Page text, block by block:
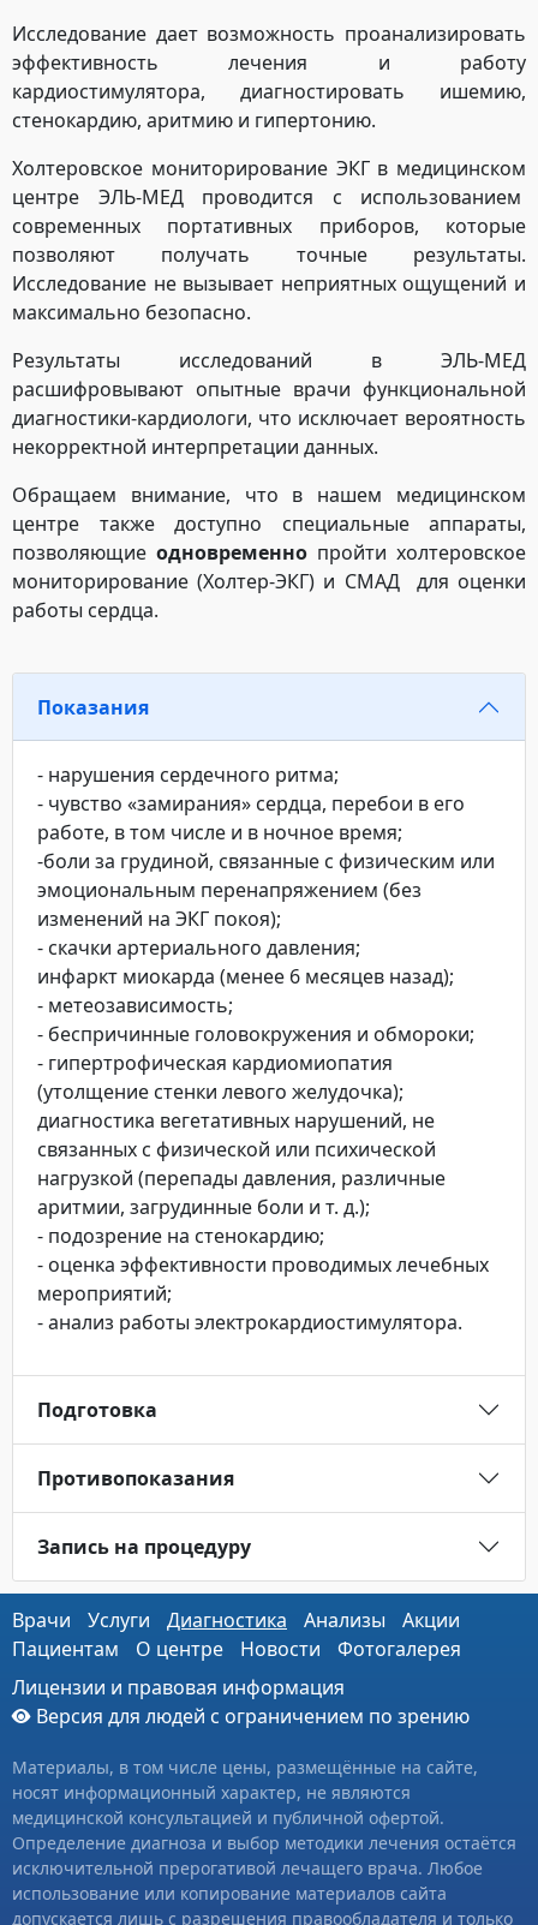
Исследование дает возможность проанализировать
эффективность лечения и работу
кардиостимулятора, диагностировать ишемию,
стенокардию, аритмию и гипертонию.
Холтеровское мониторирование ЭКГ в медицинском
центре ЭЛЬ-МЕД проводится с использованием
современных портативных приборов, которые
позволяют получать точные результаты.
Исследование не вызывает неприятных ощущений и
максимально безопасно.
Результаты исследований в ЭЛЬ-МЕД
расшифровывают опытные врачи функциональной
диагностики-кардиологи, что исключает вероятность
некорректной интерпретации данных.
Обращаем внимание, что в нашем медицинском
центре также доступно специальные аппараты,
позволяющие одновременно пройти холтеровское
мониторирование (Холтер-ЭКГ) и СМАД для оценки
работы сердца.
Показания
- нарушения сердечного ритма;
- чувство «замирания» сердца, перебои в его
работе, в том числе и в ночное время;
-боли за грудиной, связанные с физическим или
эмоциональным перенапряжением (без
изменений на ЭКГ покоя);
- скачки артериального давления;
инфаркт миокарда (менее 6 месяцев назад);
- метеозависимость;
- беспричинные головокружения и обмороки;
- гипертрофическая кардиомиопатия
(утолщение стенки левого желудочка);
диагностика вегетативных нарушений, не
связанных с физической или психической
нагрузкой (перепады давления, различные
аритмии, загрудинные боли и т. д.);
- подозрение на стенокардию;
- оценка эффективности проводимых лечебных
мероприятий;
- анализ работы электрокардиостимулятора.
Подготовка
Противопоказания
Запись на процедуру
Врачи Услуги Диагностика Анализы
Акции
Пациентам
О центре Новости
Фотогалерея
Лицензии и правовая информация
Версия для людей с ограничением по зрению
Материалы, в том числе цены, размещённые на сайте,
носят информационный характер, не являются
медицинской консультацией и публичной офертой.
Определение диагноза и выбор методики лечения остаётся
исключительной прерогативой лечащего врача. Любое
использование или копирование материалов сайта
допускается лишь с разрешения правообладателя и только